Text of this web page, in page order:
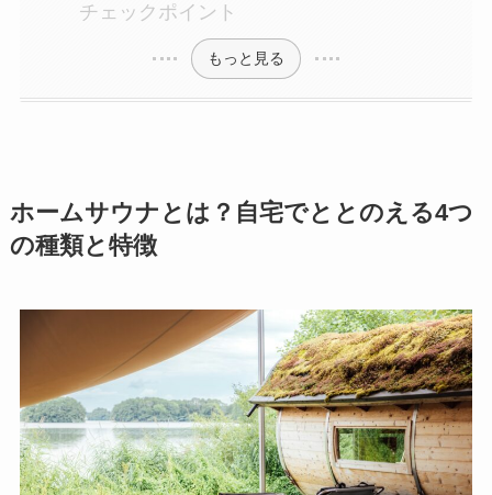
チェックポイント
もっと見る
ホームサウナとは？自宅でととのえる4つ
の種類と特徴